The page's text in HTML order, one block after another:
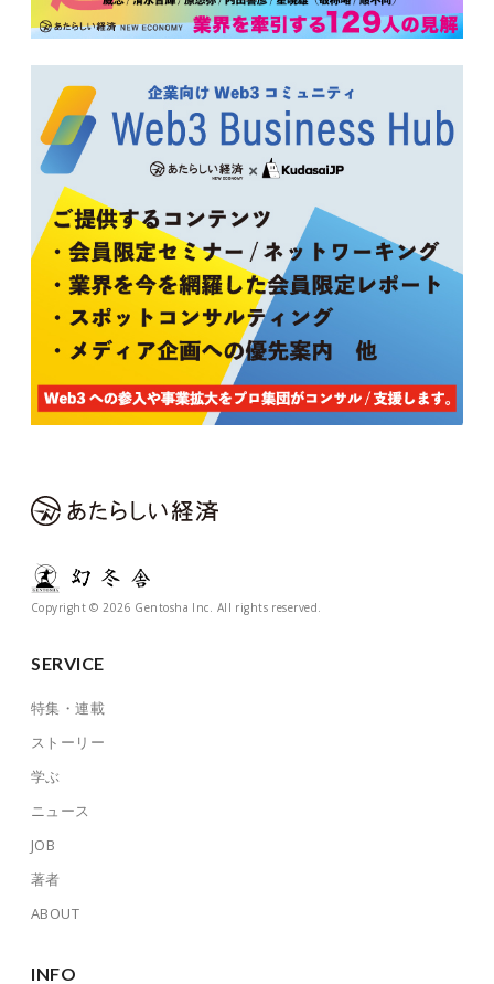
Copyright © 2026 Gentosha Inc. All rights reserved.
SERVICE
特集・連載
ストーリー
学ぶ
ニュース
JOB
著者
ABOUT
INFO